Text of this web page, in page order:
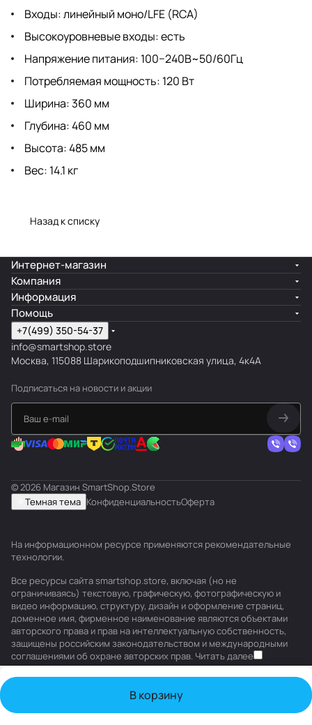
Входы: линейный моно/LFE (RCA)
Высокоуровневые входы: есть
Напряжение питания: 100−240В~50/60Гц
Потребляемая мощность: 120 Вт
Ширина: 360 мм
Глубина: 460 мм
Высота: 485 мм
Вес: 14.1 кг
Назад к списку
В корзину
Интернет-магазин
Компания
Информация
Помощь
+7(499) 350-54-37
info@smartshop.store
Москва, 115088 Шарикоподшипниковская улица, 4к4А
Подписаться на новости и акции
© 2026 Магазин SmartShop.Store
Темная тема КонфиденциальностьОферта
На информационном ресурсе применяются рекомендательные
технологии.
Все ресурсы сайта smartshop.store, включая (но не
ограничиваясь) текстовую, графическую, фотографическую и
видео информацию, структуру, дизайн и оформление страниц,
доменное имя, фирменное наименование являются объектами
авторского права и прав на интеллектуальную собственность,
защищены российским законодательством и международными
соглашениями об охране авторских прав. Читать далее